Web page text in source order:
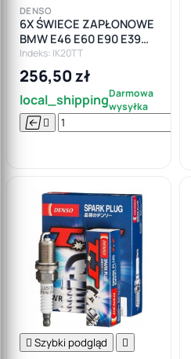
DENSO
6X ŚWIECE ZAPŁONOWE
BMW E46 E60 E90 E39
M52 M54 IRYDOWE
Indeks: IK20TT
256,50 zł
local_shippingDarmowa
wysyłka
 
 Szybki podgląd 